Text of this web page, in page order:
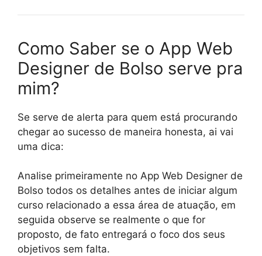
Como Saber se o App Web
Designer de Bolso serve pra
mim?
Se serve de alerta para quem está procurando
chegar ao sucesso de maneira honesta, ai vai
uma dica:
Analise primeiramente no App Web Designer de
Bolso todos os detalhes antes de iniciar algum
curso relacionado a essa área de atuação, em
seguida observe se realmente o que for
proposto, de fato entregará o foco dos seus
objetivos sem falta.